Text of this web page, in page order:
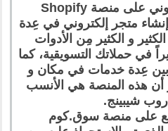
متجر إلكتروني في عِدة
و الكثير مِن الأدوات
في حملاتك التسويقية، كما
بين عِدة خدمات في مكان و
أن هذه المنصة هي الأنسب
شيبينج.